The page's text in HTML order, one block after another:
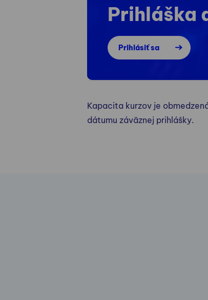
Prihláška
Prihlásiť sa
Kapacita kurzov je
dátumu záväznej prihlášky.